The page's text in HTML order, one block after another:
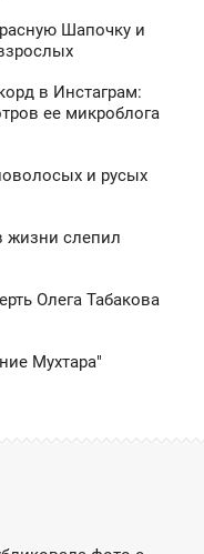
Шапочку и
в Инстаграм:
ее микроблога
и русых
жизни слепил
Олега Табакова
Мухтара"